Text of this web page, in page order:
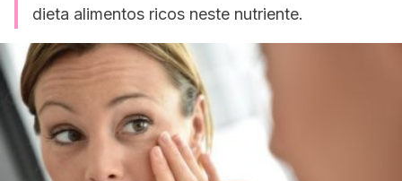
dieta alimentos ricos neste nutriente.